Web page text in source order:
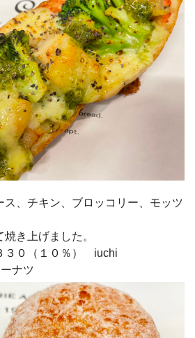
ス、チキン、ブロッコリー、モッツ
き上げました。
３０（１０％） iuchi
ナツ